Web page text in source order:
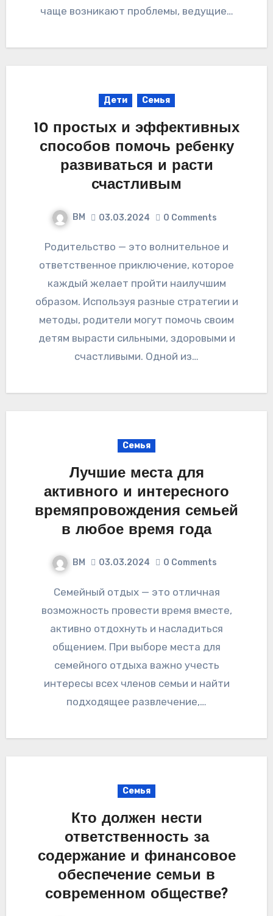
чаще возникают проблемы, ведущие…
Дети Семья
10 простых и эффективных
способов помочь ребенку
развиваться и расти
счастливым
ВМ 03.03.2024 0 Comments
Родительство — это волнительное и
ответственное приключение, которое
каждый желает пройти наилучшим
образом. Используя разные стратегии и
методы, родители могут помочь своим
детям вырасти сильными, здоровыми и
счастливыми. Одной из…
Семья
Лучшие места для
активного и интересного
времяпровождения семьей
в любое время года
ВМ 03.03.2024 0 Comments
Семейный отдых — это отличная
возможность провести время вместе,
активно отдохнуть и насладиться
общением. При выборе места для
семейного отдыха важно учесть
интересы всех членов семьи и найти
подходящее развлечение,…
Семья
Кто должен нести
ответственность за
содержание и финансовое
обеспечение семьи в
современном обществе?